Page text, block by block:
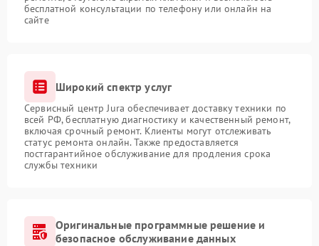
бесплатной консультации по телефону или онлайн на
сайте
Широкий спектр услуг
Сервисный центр Jura обеспечивает доставку техники по
всей РФ, бесплатную диагностику и качественный ремонт,
включая срочный ремонт. Клиенты могут отслеживать
статус ремонта онлайн. Также предоставляется
постгарантийное обслуживание для продления срока
службы техники
Оригинальные программные решение и
безопасное обслуживание данных